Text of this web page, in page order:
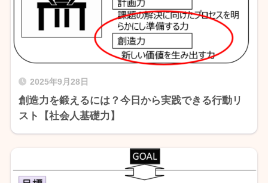
2025年9月28日
創造力を鍛えるには？今日から実践できる行動リ
スト【社会人基礎力】